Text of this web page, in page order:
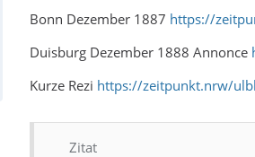
Bonn Dezember 1887 https://
Duisburg Dezember 1888 Annonce
Kurze Rezi https://zeitpunkt.nrw/
Zitat